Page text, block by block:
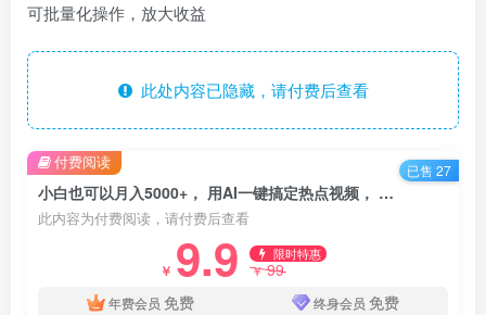
可批量化操作，放大收益
此处内容已隐藏，请付费后查看
小白也可以月入5000+， 用AI一键搞定热点视频， 新玩法多平台操作赚收益
此内容为付费阅读，请付费后查看
￥ 9.9 限时特惠
￥99
年费会员 免费 终身会员 免费
付费阅读 已售 27